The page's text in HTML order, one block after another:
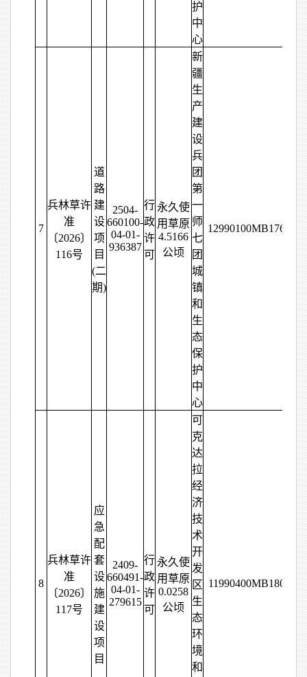
护
中
心
7
兵林草许
准
〔2026〕
116号
道
路
建
设
项
目
(二
期)
2504-
660100-
04-01-
936387
行
政
许
可
永久使
用草原
4.5166
公顷
新
疆
生
产
建
设
兵
团
第
一
师
七
团
城
镇
和
生
态
保
护
中
心
8
兵林草许
准
〔2026〕
117号
应
急
配
套
设
施
建
设
项
目
2409-
660491-
04-01-
279615
行
政
许
可
永久使
用草原
0.0258
公顷
可
克
达
拉
经
济
技
术
开
发
区
生
态
环
境
和